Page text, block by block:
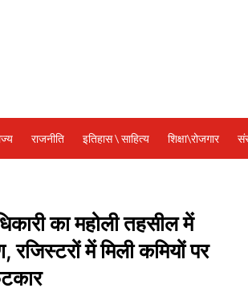
राजनीति इतिहास \ साहित्य शिक्षा\रोजगार
का महोली तहसील में
रजिस्टरों में मिली कमियों पर